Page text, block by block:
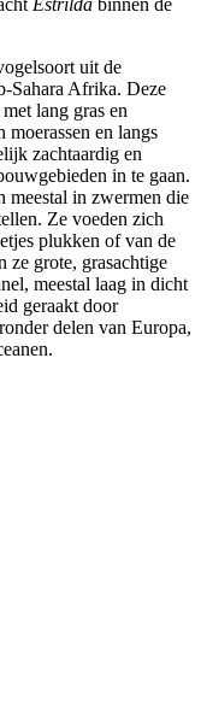
Estrilda binnen de
uit de
Sahara Afrika. Deze
lang gras en
en langs
zachtaardig en
in te gaan.
meestal in zwermen die
Ze voeden zich
plukken of van de
ze grote, grasachtige
meestal laag in dicht
geraakt door
delen van Europa,